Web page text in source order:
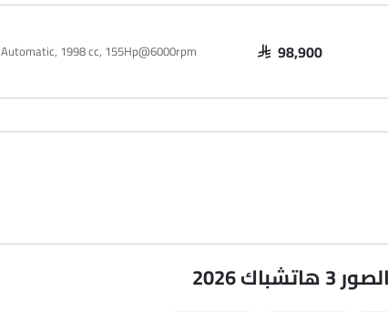
SAR 98,900
Automatic, 1998 cc, 155Hp@6000rpm
2026